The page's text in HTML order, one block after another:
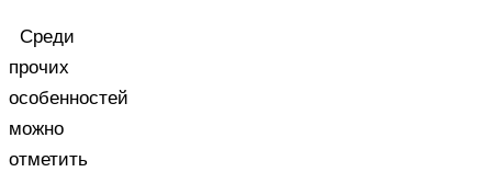
Среди
прочих
особенностей
можно
отметить